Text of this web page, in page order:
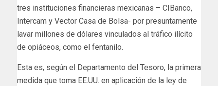
tres instituciones financieras mexicanas – CIBanco,
Intercam y Vector Casa de Bolsa- por presuntamente
lavar millones de dólares vinculados al tráfico ilícito
de opiáceos, como el fentanilo.
Esta es, según el Departamento del Tesoro, la primera
medida que toma EE.UU. en aplicación de la ley de